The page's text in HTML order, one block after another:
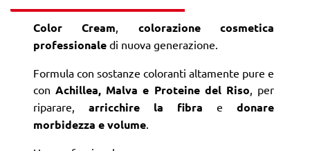
Color Cream, colorazione cosmetica
professionale di nuova generazione.
Formula con sostanze coloranti altamente pure e
con Achillea, Malva e Proteine del Riso, per
riparare, arricchire la fibra e donare
morbidezza e volume.